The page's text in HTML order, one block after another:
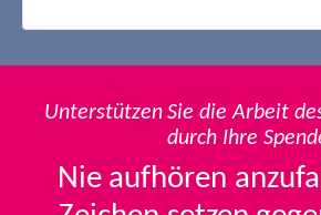
Unterstützen Sie die Arbeit
durch Ihre
Nie aufhören